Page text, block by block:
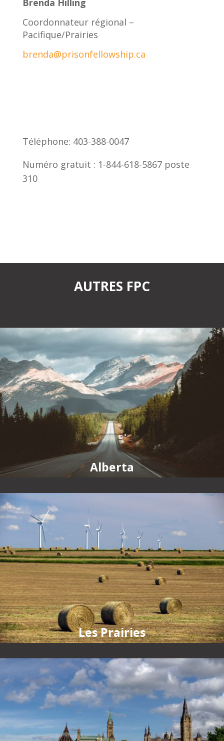
Brenda Hilling
Coordonnateur régional –
Pacifique/Prairies
brenda@prisonfellowship.ca
Téléphone: 403-388-0047
Numéro gratuit : 1-844-618-5867 poste
310
AUTRES FPC
Alberta
Les Prairies